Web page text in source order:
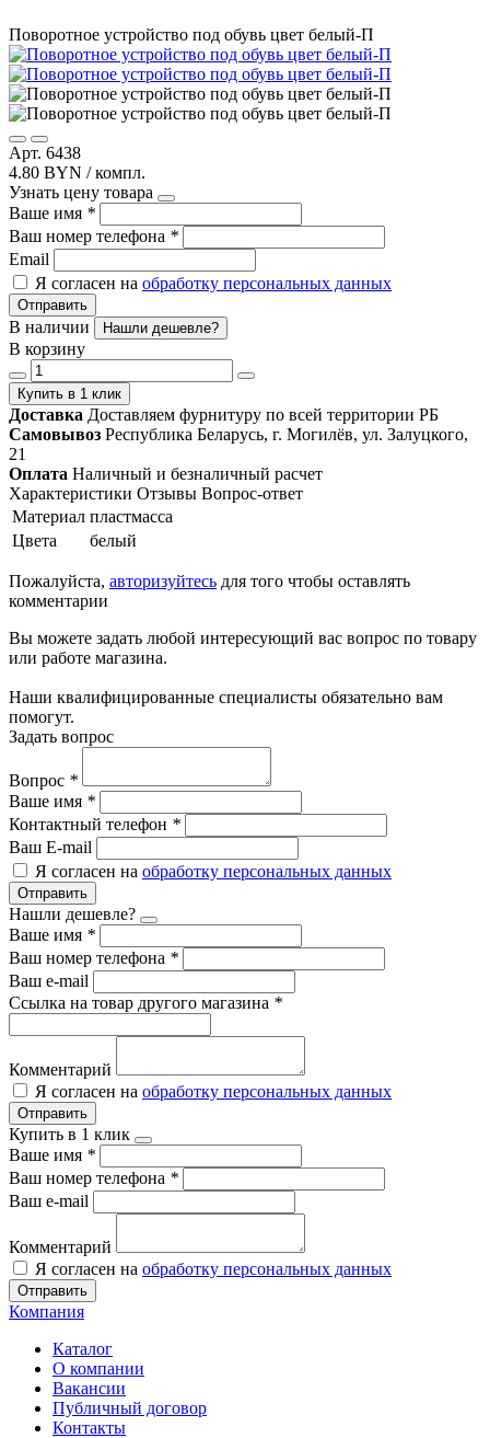
Поворотное устройство под обувь цвет белый-П
Арт. 6438
4.80 BYN / компл.
Узнать цену товара
Ваше имя *
Ваш номер телефона *
Email
Я согласен на обработку персональных данных
Отправить
В наличии Нашли дешевле?
В корзину
Купить в 1 клик
Доставка Доставляем фурнитуру по всей территории РБ
Самовывоз Республика Беларусь, г. Могилёв, ул. Залуцкого,
21
Оплата Наличный и безналичный расчет
Характеристики Отзывы Вопрос-ответ
Материал пластмасса
Цвета
белый
Пожалуйста, авторизуйтесь для того чтобы оставлять
комментарии
Вы можете задать любой интересующий вас вопрос по товару
или работе магазина.
Наши квалифицированные специалисты обязательно вам
помогут.
Задать вопрос
Вопрос *
Ваше имя *
Контактный телефон *
Ваш E-mail
Я согласен на обработку персональных данных
Отправить
Нашли дешевле?
Ваше имя *
Ваш номер телефона *
Ваш e-mail
Ссылка на товар другого магазина *
Комментарий
Я согласен на обработку персональных данных
Отправить
Купить в 1 клик
Ваше имя *
Ваш номер телефона *
Ваш e-mail
Комментарий
Я согласен на обработку персональных данных
Отправить
Компания
Каталог
О компании
Вакансии
Публичный договор
Контакты